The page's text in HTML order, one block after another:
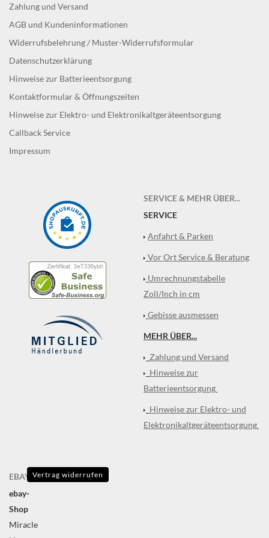
Zahlung und Versand
AGB und Kundeninformationen
Widerrufsbelehrung / Muster-Widerrufsformular
Datenschutzerklärung
Hinweise zur Batterieentsorgung
Kontaktformular & Öffnungszeiten
Hinweise zur Elektro- und Elektronikaltgeräteentsorgung
Callback Service
Impressum
SERVICE & MEHR ÜBER...
SERVICE
Anfahrt & Parken
Vor Ort Service & Beratung
Umrechnungstabelle
Zoll/Inch in cm
Gebisse ausmessen
MEHR ÜBER...
Zahlung und Versand
Hinweise zur
Batterieentsorgung
Hinweise zur Elektro- und
Elektronikaltgeräteentsorgung
EBAY
ebay-
Shop
Miracle
Vertrag widerrufen